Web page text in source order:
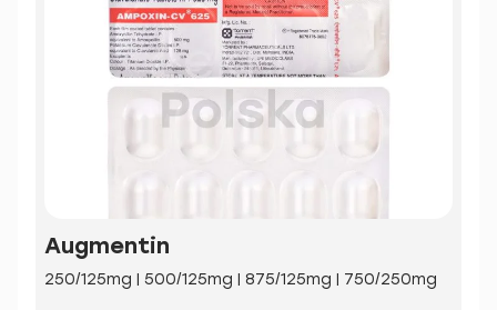
Augmentin
250/125mg | 500/125mg | 875/125mg | 750/250mg